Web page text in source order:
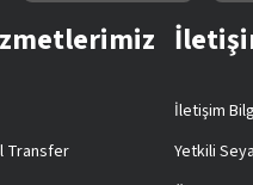
Transfer
İletişim
Yetkili